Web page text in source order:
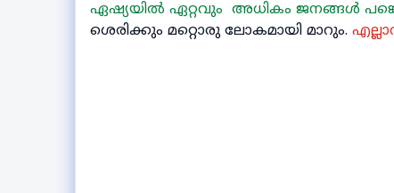
ഏഷ്യയിൽ ഏറ്റവും അധികം ജനങ്ങൾ
ശെരിക്കും മറ്റൊരു ലോകമായി മാറും.